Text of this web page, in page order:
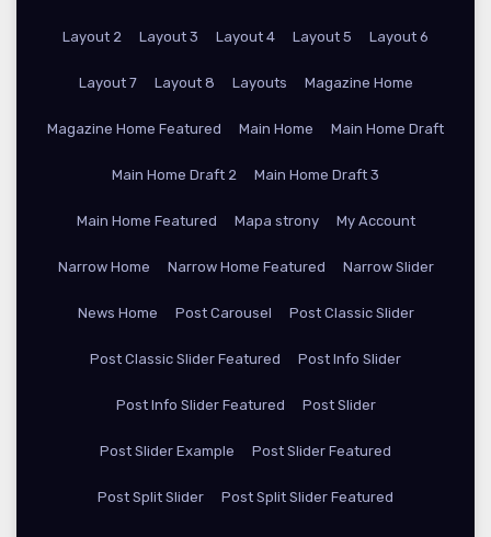
Layout 2 Layout 3 Layout 4 Layout 5 Layout 6
Layout 7 Layout 8 Layouts Magazine Home
Magazine Home Featured Main Home Main Home Draft
Main Home Draft 2 Main Home Draft 3
Main Home Featured Mapa strony My Account
Narrow Home Narrow Home Featured Narrow Slider
News Home Post Carousel Post Classic Slider
Post Classic Slider Featured Post Info Slider
Post Info Slider Featured Post Slider
Post Slider Example Post Slider Featured
Post Split Slider Post Split Slider Featured